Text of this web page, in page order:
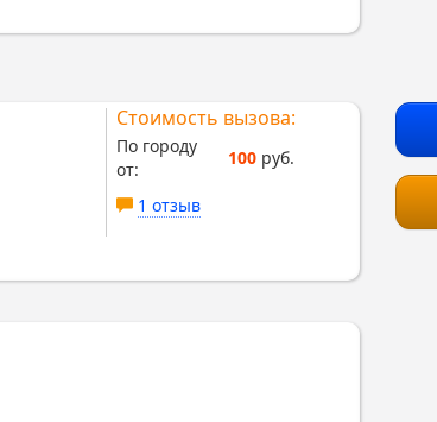
Стоимость вызова:
По городу
от:
100руб.
1 отзыв